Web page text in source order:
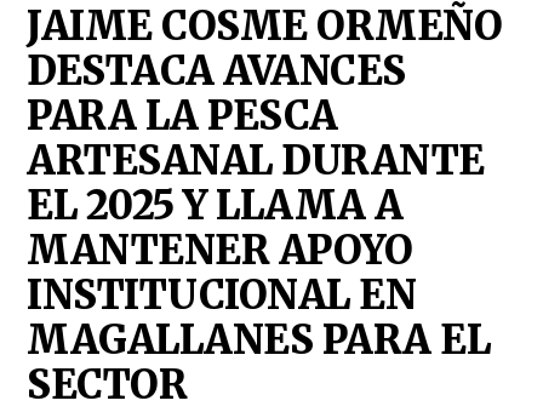
JAIME COSME ORMEÑO
DESTACA AVANCES
PARA LA PESCA
ARTESANAL DURANTE
EL 2025 Y LLAMA A
MANTENER APOYO
INSTITUCIONAL EN
MAGALLANES PARA EL
SECTOR